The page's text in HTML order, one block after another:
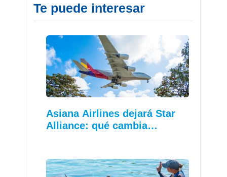
Te puede interesar
Asiana Airlines dejará Star
Alliance: qué cambia…